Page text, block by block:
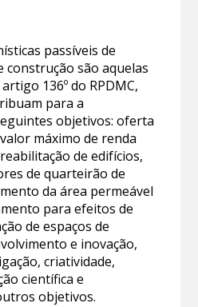
passíveis de
construção são aquelas
136º do RPDMC,
para a
objetivos: oferta
máximo de renda
de edifícios,
de quarteirão de
da área permeável
para efeitos de
de espaços de
e inovação,
criatividade,
científica e
objetivos.